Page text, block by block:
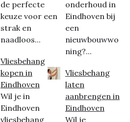
de perfecte
keuze voor een
strak en
naadloos...
Vliesbehang
kopen in
Eindhoven
Wil je in
Eindhoven
vliesbehang
onderhoud in
Eindhoven bij
een
nieuwbouwwo
ning?...
Vliesbehang
laten
aanbrengen in
Eindhoven
Wil je